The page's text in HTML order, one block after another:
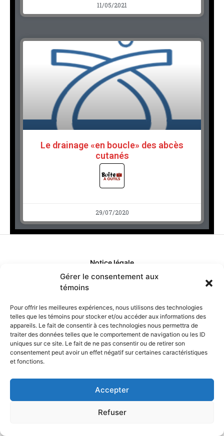
Gérer le consentement aux
témoins
Pour offrir les meilleures expériences, nous utilisons des technologies
telles que les témoins pour stocker et/ou accéder aux informations des
appareils. Le fait de consentir à ces technologies nous permettra de
traiter des données telles que le comportement de navigation ou les ID
uniques sur ce site. Le fait de ne pas consentir ou de retirer son
consentement peut avoir un effet négatif sur certaines caractéristiques
et fonctions.
Accepter
Refuser
11/05/2021
Le drainage «en boucle» des abcès
cutanés
29/07/2020
Notice légale
Politique de confidentialité
Politique de remboursement
Politique d'ajustement des tarifs
Qui sommes-nous?
Obtenir les crédits